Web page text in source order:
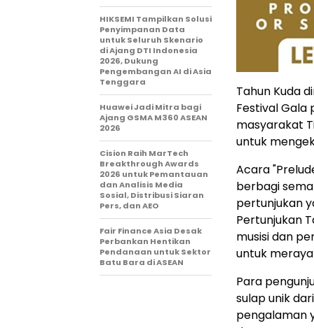
Tahun Kuda
Festival Gala
masyarakat
untuk
Acara
berbagi
pertunjukan
Pertunjukan
musisi dan
untuk
Para
sulap unik
pengalaman
HIKSEMI Tampilkan Solusi
Penyimpanan Data
untuk Seluruh Skenario
di Ajang DTI Indonesia
2026, Dukung
Pengembangan AI di Asia
Tenggara
Huawei Jadi Mitra bagi
Ajang GSMA M360 ASEAN
2026
Cision Raih MarTech
Breakthrough Awards
2026 untuk Pemantauan
dan Analisis Media
Sosial, Distribusi Siaran
Pers, dan AEO
Fair Finance Asia Desak
Perbankan Hentikan
Pendanaan untuk Sektor
Batu Bara di ASEAN